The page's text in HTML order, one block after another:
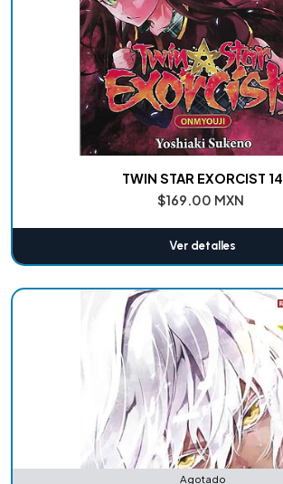
TWIN STAR EXORCIST 14
$169.00 MXN
Ver detalles
Agotado